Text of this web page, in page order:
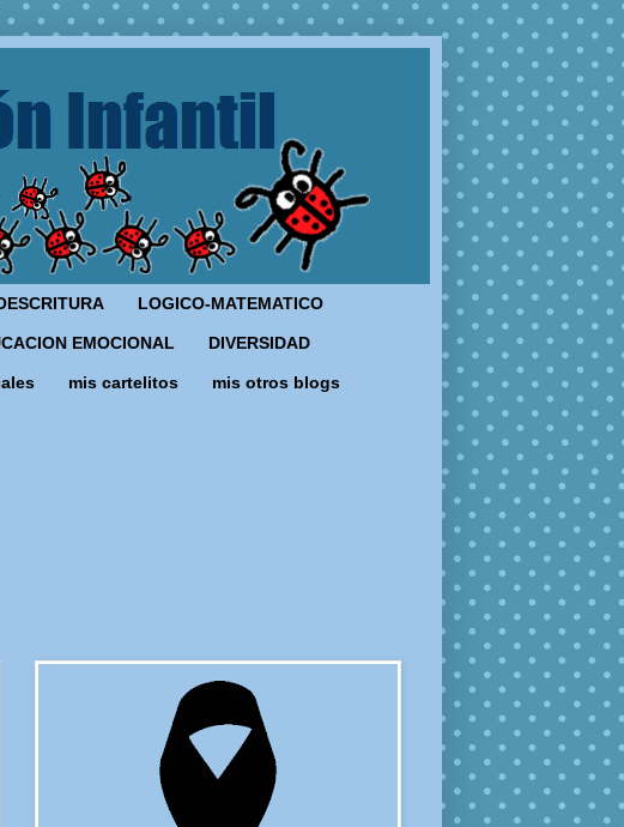
LOGICO-MATEMATICO
EMOCIONAL DIVERSIDAD
mis cartelitos mis otros blogs